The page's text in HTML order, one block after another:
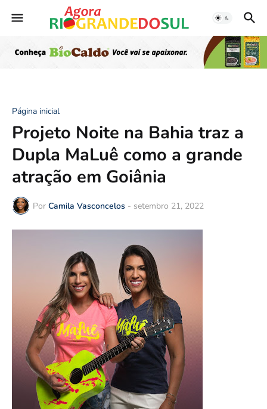
Página inicial
Projeto Noite na Bahia traz a
Dupla MaLuê como a grande
atração em Goiânia
Por Camila Vasconcelos - setembro 21, 2022